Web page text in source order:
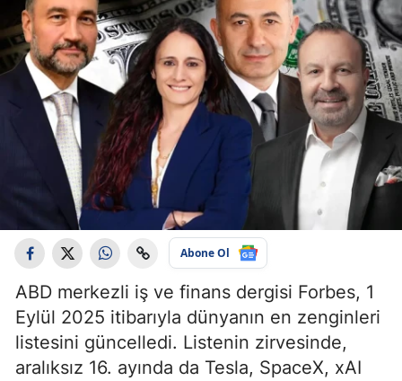
Abone Ol
ABD merkezli iş ve finans dergisi Forbes, 1
Eylül 2025 itibarıyla dünyanın en zenginleri
listesini güncelledi. Listenin zirvesinde,
aralıksız 16. ayında da Tesla, SpaceX, xAI